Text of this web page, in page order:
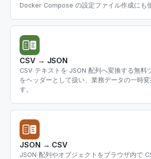
Docker Compose の設定ファイル作成にも
CSV → JSON
CSV テキストを JSON 配列へ変換する無料
をヘッダーとして扱い、業務データの一時
す。
JSON → CSV
JSON 配列やオブジェクトをブラウザ内で